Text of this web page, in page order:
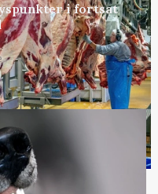
i fortsat